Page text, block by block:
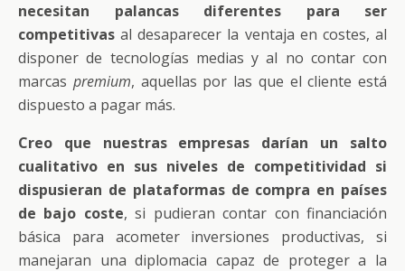
necesitan palancas diferentes para ser
competitivas al desaparecer la ventaja en costes, al
disponer de tecnologías medias y al no contar con
marcas premium, aquellas por las que el cliente está
dispuesto a pagar más.
Creo que nuestras empresas darían un salto
cualitativo en sus niveles de competitividad si
dispusieran de plataformas de compra en países
de bajo coste, si pudieran contar con financiación
básica para acometer inversiones productivas, si
manejaran una diplomacia capaz de proteger a la